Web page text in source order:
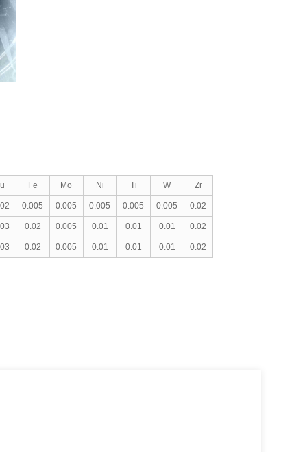
Fe Mo Ni Ti W Zr
0.005 0.005 0.005 0.005 0.005 0.02
0.02 0.005 0.01 0.01 0.01 0.02
0.02 0.005 0.01 0.01 0.01 0.02